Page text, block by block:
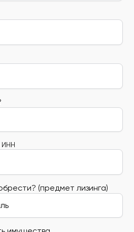
ИНН
(предмет лизинга)